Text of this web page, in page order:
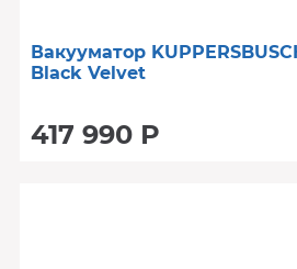
Вакууматор
Black Velvet
417 990 Р